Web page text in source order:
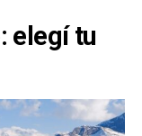
elegí tu